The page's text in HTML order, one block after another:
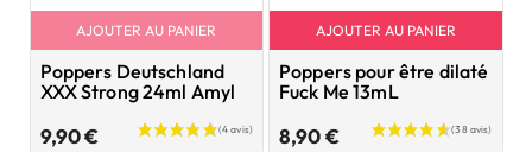
AJOUTER AU PANIER
Poppers Deutschland
XXX Strong 24ml Amyl
9,90 €Prix
AJOUTER AU PANIER
Poppers pour être dilaté
Fuck Me 13mL
8,90 €Prix